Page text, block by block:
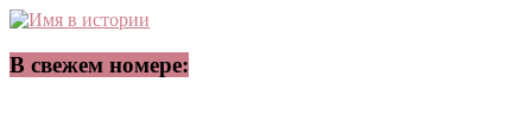
В свежем номере: